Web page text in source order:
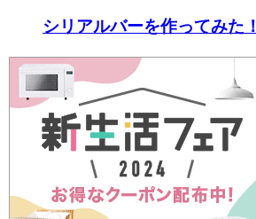
シリアルバーを作ってみた！